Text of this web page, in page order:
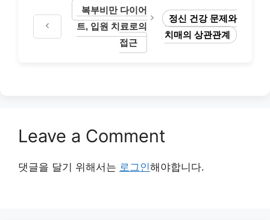
복부비만 다이어
트, 입원 치료로의
접근
정신 건강 문제와
치매의 상관관계
Leave a Comment
댓글을 달기 위해서는 로그인해야합니다.